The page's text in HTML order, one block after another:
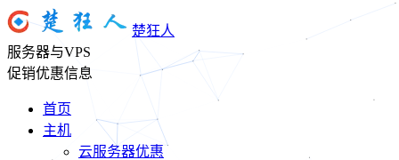
楚狂人
服务器与VPS
促销优惠信息
首页
主机
云服务器优惠